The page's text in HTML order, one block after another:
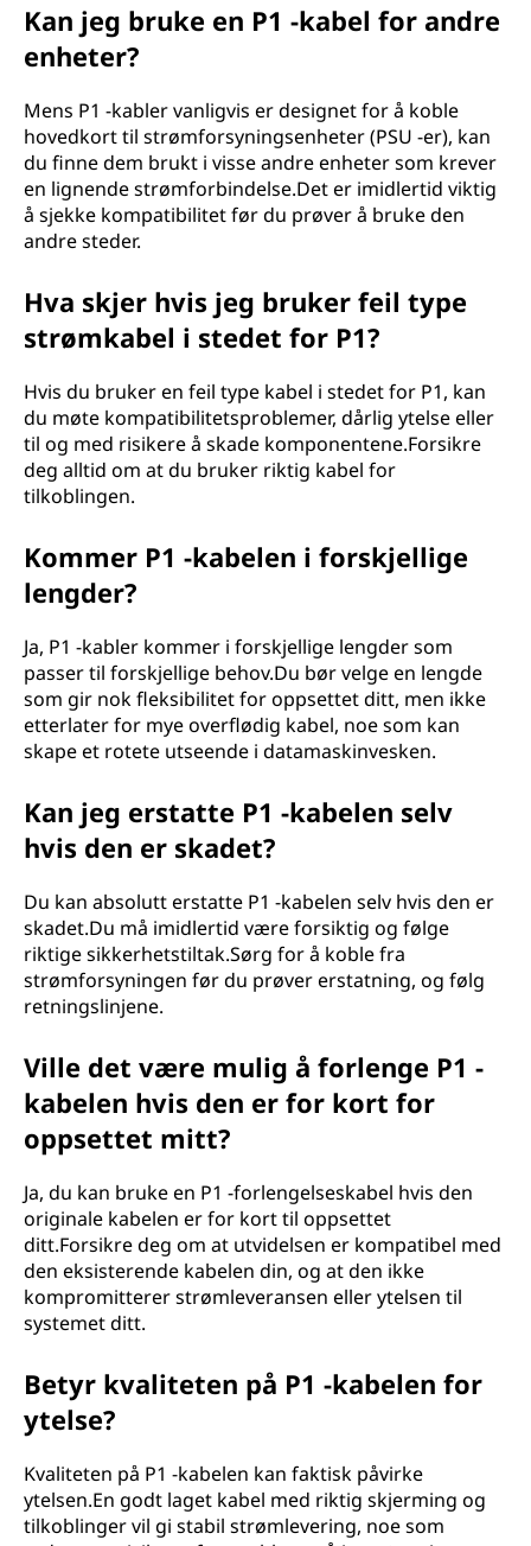
Kan jeg bruke en P1 -kabel for andre
enheter?
Mens P1 -kabler vanligvis er designet for å koble
hovedkort til strømforsyningsenheter (PSU -er), kan
du finne dem brukt i visse andre enheter som krever
en lignende strømforbindelse.Det er imidlertid viktig
å sjekke kompatibilitet før du prøver å bruke den
andre steder.
Hva skjer hvis jeg bruker feil type
strømkabel i stedet for P1?
Hvis du bruker en feil type kabel i stedet for P1, kan
du møte kompatibilitetsproblemer, dårlig ytelse eller
til og med risikere å skade komponentene.Forsikre
deg alltid om at du bruker riktig kabel for
tilkoblingen.
Kommer P1 -kabelen i forskjellige
lengder?
Ja, P1 -kabler kommer i forskjellige lengder som
passer til forskjellige behov.Du bør velge en lengde
som gir nok fleksibilitet for oppsettet ditt, men ikke
etterlater for mye overflødig kabel, noe som kan
skape et rotete utseende i datamaskinvesken.
Kan jeg erstatte P1 -kabelen selv
hvis den er skadet?
Du kan absolutt erstatte P1 -kabelen selv hvis den er
skadet.Du må imidlertid være forsiktig og følge
riktige sikkerhetstiltak.Sørg for å koble fra
strømforsyningen før du prøver erstatning, og følg
retningslinjene.
Ville det være mulig å forlenge P1 -
kabelen hvis den er for kort for
oppsettet mitt?
Ja, du kan bruke en P1 -forlengelseskabel hvis den
originale kabelen er for kort til oppsettet
ditt.Forsikre deg om at utvidelsen er kompatibel med
den eksisterende kabelen din, og at den ikke
kompromitterer strømleveransen eller ytelsen til
systemet ditt.
Betyr kvaliteten på P1 -kabelen for
ytelse?
Kvaliteten på P1 -kabelen kan faktisk påvirke
ytelsen.En godt laget kabel med riktig skjerming og
tilkoblinger vil gi stabil strømlevering, noe som